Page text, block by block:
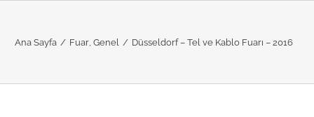
Ana Sayfa / Fuar Genel / Düsseldorf – Tel ve Kablo Fuarı – 2016